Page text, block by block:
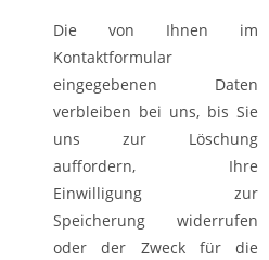
Die von Ihnen im
Kontaktformular
eingegebenen Daten
verbleiben bei uns, bis Sie
uns zur Löschung
auffordern, Ihre
Einwilligung zur
Speicherung widerrufen
oder der Zweck für die